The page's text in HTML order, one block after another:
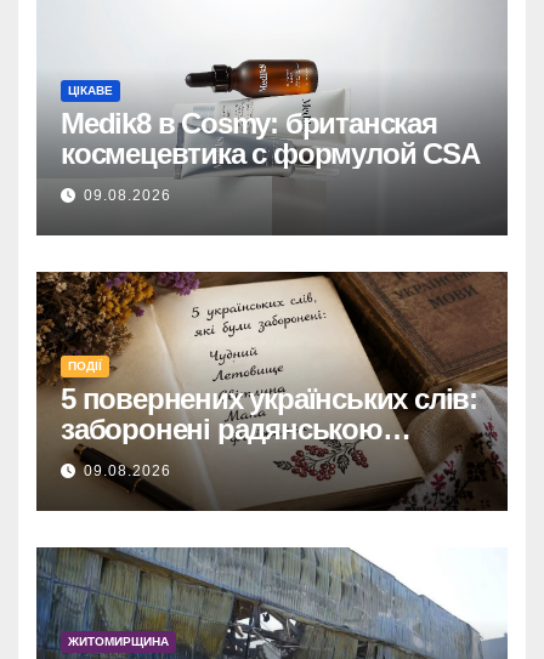
ЦІКАВЕ
Medik8 в Cosmy: британская
космецевтика с формулой CSA
09.08.2026
ПОДІЇ
5 повернених українських слів:
заборонені радянською
владою, але нині живі
09.08.2026
ЖИТОМИРЩИНА